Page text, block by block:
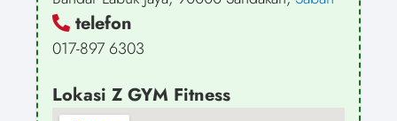
telefon
017-897 6303
Lokasi Z GYM Fitness